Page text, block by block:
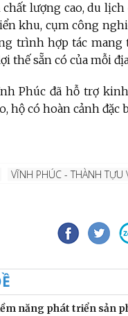
lượng cao, du lịch
khu, cụm công
trình hợp tác
thế sẵn có của mỗi
Phúc đã hỗ trợ
hộ có hoàn cảnh đặc
VĨNH PHÚC - THÀNH TỰU
năng phát triển sản